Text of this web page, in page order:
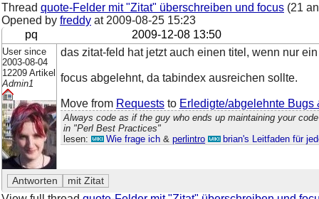
Thread quote-Felder mit "Zitat" überschreiben und focus (21
Opened by freddy at 2009-08-25 15:23
pq
2009-12-08 13:50
User since
2003-08-04
12209 Artikel
Admin1
das zitat-feld hat jetzt auch einen titel, wenn nur
focus abgelehnt, da tabindex ausreichen sollte.
Move from Requeststo Erledigte/abgelehnte Bugs
Always code as if the guy who ends up maintaining your
in "Perl Best Practices"
lesen:
Wie frage ich &perlintro brian's Leitfaden für